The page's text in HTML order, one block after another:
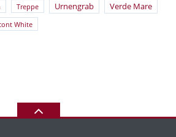
Treppe Urnengrab Verde Mare
White